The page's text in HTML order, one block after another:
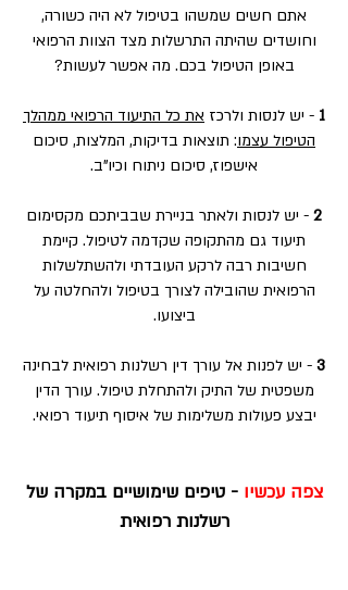
אתם חשים שמשהו בטיפול לא היה כשורה,
וחושדים שהיתה התרשלות מצד הצוות הרפואי
באופן הטיפול בכם. מה אפשר לעשות?
1 - יש לנסות ולרכז את כל התיעוד הרפואי ממהלך
הטיפול עצמו: תוצאות בדיקות, המלצות, סיכום
אישפוז, סיכום ניתוח וכיו"ב.
2 - יש לנסות ולאתר בניירת שבביתכם מקסימום
תיעוד גם מהתקופה שקדמה לטיפול. קיימת
חשיבות רבה לרקע העובדתי ולהשתלשלות
הרפואית שהובילה לצורך בטיפול ולהחלטה על
ביצועו.
3 - יש לפנות אל עורך דין רשלנות רפואית לבחינה
משפטית של התיק ולהתחלת טיפול. עורך הדין
יבצע פעולות משלימות של איסוף תיעוד רפואי.
צפה עכשיו - טיפים שימושיים במקרה של
רשלנות רפואית